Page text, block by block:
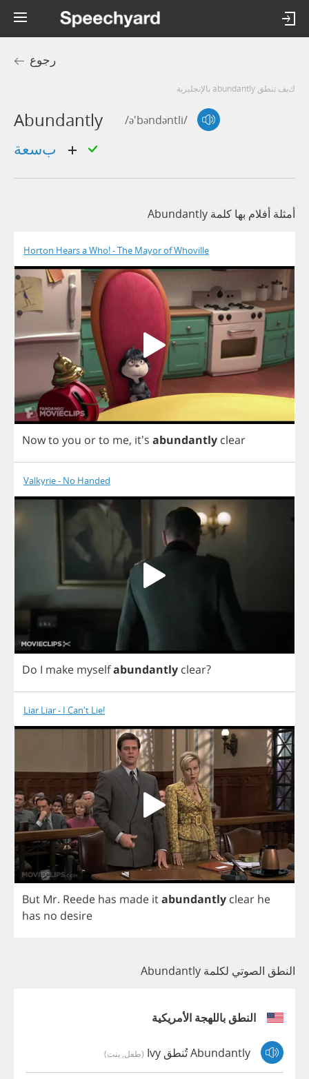
رجوع
كيف تنطق abundantly بالإنجليزية
Abundantly /ə'bəndəntli/
أمثلة أفلام بها كلمة Abundantly
Horton Hears a Who! - The Mayor of Whoville
Nowto you orto me, it's abundantly clear
Valkyrie - No Handed
Do I make myselfabundantly clear?
Liar Liar - I Can't Lie!
But Mr. Reede has made itabundantly clear he
has no desire
النطق الصوتي لكلمة Abundantly
النطق باللهجة الأمريكية
Abundantly تُنطق Ivy (طفل, بنت)